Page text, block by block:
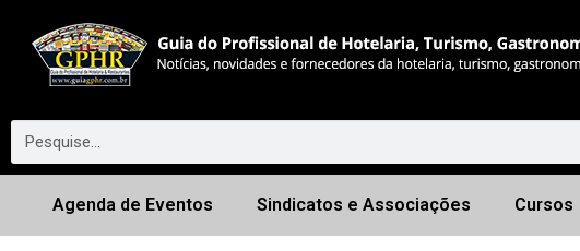
Agenda de Eventos Sindicatos e Associações Cursos